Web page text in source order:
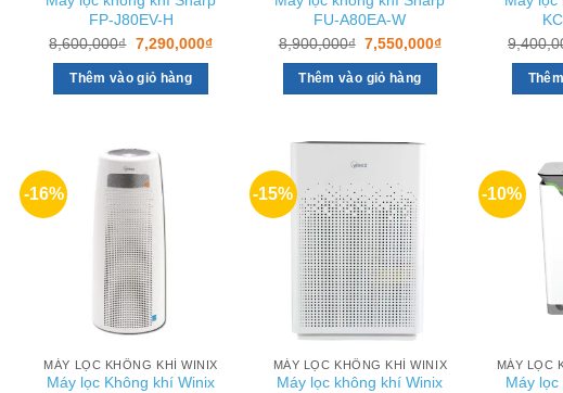
FP-J80EV-H
8,600,000₫ Giá
gốc
là:
8,600,000₫.
7,290,000₫Giá
Thêm vào giỏ hàng
FU-A80EA-W
8,900,000₫ Giá
gốc
là:
8,900,000₫.
7,550,000₫Giá
Thêm vào giỏ hàng
-16%
MÁY LỌC KHÔNG KHÍ WINIX
Máy lọc Không khí Winix
-15%
MÁY LỌC KHÔNG KHÍ WINIX
Máy lọc không khí Winix
-10%
MÁY LỌC
Máy